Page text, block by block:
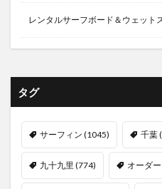
レンタルサーフボード＆ウェット
タグ
サーフィン (1045) 千葉
九十九里 (774) オーダ